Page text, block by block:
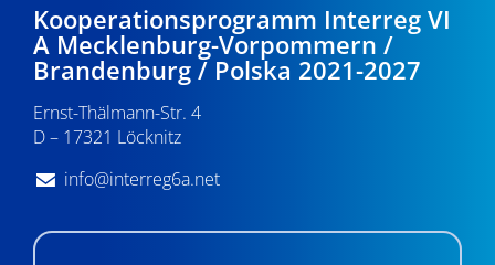
Kooperationsprogramm Interreg VI
A Mecklenburg-Vorpommern /
Brandenburg / Polska 2021-2027
Ernst-Thälmann-Str. 4
D – 17321 Löcknitz
info@interreg6a.net